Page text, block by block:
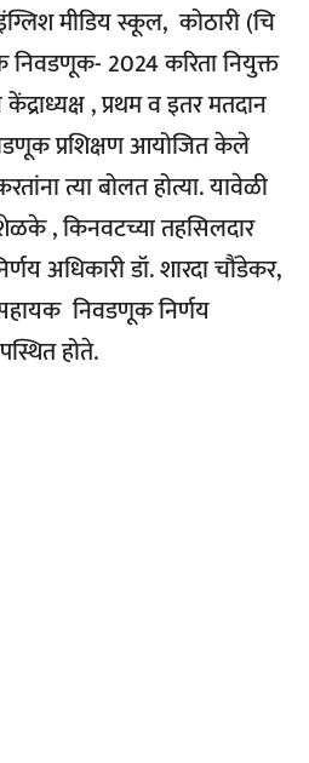
मीडिय स्कूल, कोठारी (चि
निवडणूक- 2024 करिता नियुक्त
, प्रथम व इतर मतदान
प्रशिक्षण आयोजित केले
त्या बोलत होत्या.यावेळी
शेळके , किनवटच्या तहसिलदार
अधिकारी डॉ. शारदा चौंडेकर,
निवडणूक निर्णय
होते.